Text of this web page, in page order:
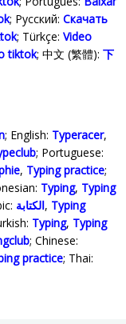
; Русский: Скачать
; Türkçe‬: Video
tiktok; 中文 (繁體): 下
; English: Typeracer,
; Portuguese:
, Typing practice;
Typing, Typing
الكتابة, Typing
Typing, Typing
; Chinese:
practice; Thai: